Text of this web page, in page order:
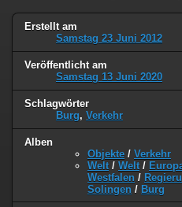
Erstellt am
Samstag 23 Juni 2012
Veröffentlicht am
Samstag 13 Juni 2020
Schlagwörter
Burg, Verkehr
Alben
Objekte / Verkehr
Welt / Welt /
Westfalen /
Solingen / Burg